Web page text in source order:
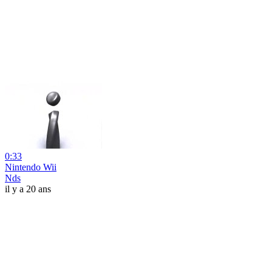
0:33
Nintendo Wii
Nds
il y a 20 ans